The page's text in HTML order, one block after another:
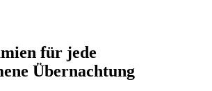
für jede
Übernachtung